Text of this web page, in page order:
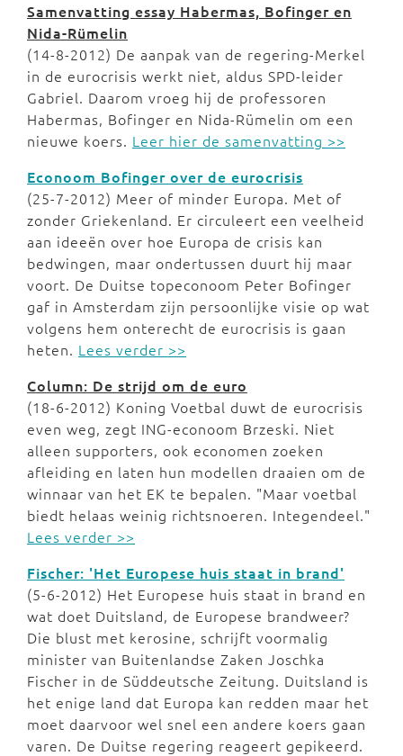
Samenvatting essay Habermas, Bofinger en
Nida-Rümelin
(14-8-2012) De aanpak van de regering-Merkel
in de eurocrisis werkt niet, aldus SPD-leider
Gabriel. Daarom vroeg hij de professoren
Habermas, Bofinger en Nida-Rümelin om een
nieuwe koers. Leer hier de samenvatting >>
Econoom Bofinger over de eurocrisis
(25-7-2012) Meer of minder Europa. Met of
zonder Griekenland. Er circuleert een veelheid
aan ideeën over hoe Europa de crisis kan
bedwingen, maar ondertussen duurt hij maar
voort. De Duitse topeconoom Peter Bofinger
gaf in Amsterdam zijn persoonlijke visie op wat
volgens hem onterecht de eurocrisis is gaan
heten. Lees verder >>
Column: De strijd om de euro
(18-6-2012) Koning Voetbal duwt de eurocrisis
even weg, zegt ING-econoom Brzeski. Niet
alleen supporters, ook economen zoeken
afleiding en laten hun modellen draaien om de
winnaar van het EK te bepalen. "Maar voetbal
biedt helaas weinig richtsnoeren. Integendeel."
Lees verder >>
Fischer: 'Het Europese huis staat in brand'
(5-6-2012) Het Europese huis staat in brand en
wat doet Duitsland, de Europese brandweer?
Die blust met kerosine, schrijft voormalig
minister van Buitenlandse Zaken Joschka
Fischer in de Süddeutsche Zeitung. Duitsland is
het enige land dat Europa kan redden maar het
moet daarvoor wel snel een andere koers gaan
varen. De Duitse regering reageert gepikeerd.